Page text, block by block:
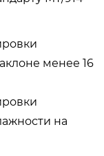
менее 16
на